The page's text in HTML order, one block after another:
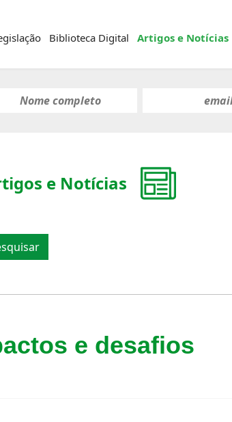
Biblioteca Digital Artigos e Notícias
e Notícias
e desafios